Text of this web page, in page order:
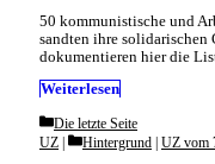
50 kommunistische und
sandten ihre solidarischen
dokumentieren hier die
Weiterlesen
Categories
Die letzte Seite
UZ Categories
Hintergrund UZ vom